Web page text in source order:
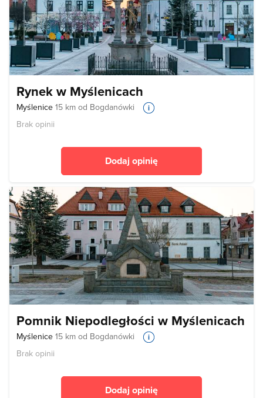
Rynek w Myślenicach
Myślenice 15 km od Bogdanówki
Brak opinii
Dodaj opinię
Pomnik Niepodległości w Myślenicach
Myślenice 15 km od Bogdanówki
Brak opinii
Dodaj opinię